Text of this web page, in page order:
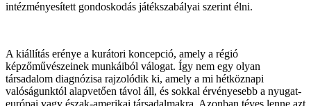
intézményesített gondoskodás játékszabályai szerint élni.
A kiállítás erénye a kurátori koncepció, amely a régió
képzőművészeinek munkáiból válogat. Így nem egy olyan
társadalom diagnózisa rajzolódik ki, amely a mi hétköznapi
valóságunktól alapvetően távol áll, és sokkal érvényesebb a nyugat-
európai vagy észak-amerikai társadalmakra. Azonban téves lenne azt